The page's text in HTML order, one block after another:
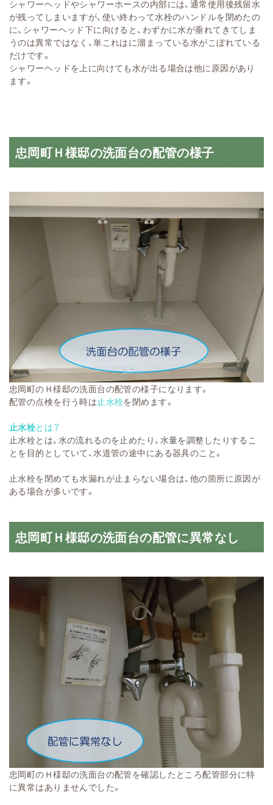
シャワーヘッドやシャワーホースの内部には、通常使用後残留水
が残ってしまいますが、使い終わって水栓のハンドルを閉めたの
に、シャワーヘッド下に向けると、わずかに水が垂れてきてしま
うのは異常ではなく、単これはに溜まっている水がこぼれている
だけです。
シャワーヘッドを上に向けても水が出る場合は他に原因があり
ます。
忠岡町Ｈ様邸の洗面台の配管の様子
忠岡町のＨ様邸の洗面台の配管の様子になります。
配管の点検を行う時は止水栓を閉めます。
止水栓とは？
止水栓とは、水の流れるのを止めたり、水量を調整したりするこ
とを目的としていて、水道管の途中にある器具のこと。
止水栓を閉めても水漏れが止まらない場合は、他の箇所に原因が
ある場合が多いです。
忠岡町Ｈ様邸の洗面台の配管に異常なし
忠岡町のＨ様邸の洗面台の配管を確認したところ配管部分に特
に異常はありませんでした。